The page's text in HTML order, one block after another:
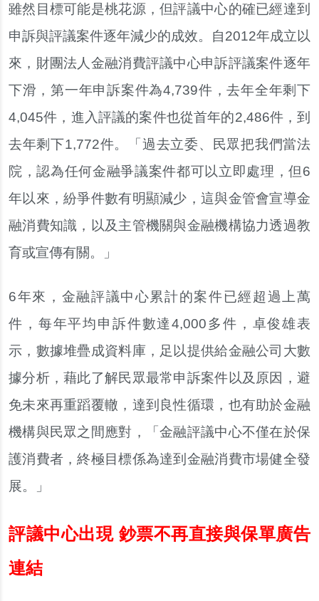
雖然目標可能是桃花源，但評議中心的確已經達到
申訴與評議案件逐年減少的成效。自2012年成立以
來，財團法人金融消費評議中心申訴評議案件逐年
下滑，第一年申訴案件為4,739件，去年全年剩下
4,045件，進入評議的案件也從首年的2,486件，到
去年剩下1,772件。「過去立委、民眾把我們當法
院，認為任何金融爭議案件都可以立即處理，但6
年以來，紛爭件數有明顯減少，這與金管會宣導金
融消費知識，以及主管機關與金融機構協力透過教
育或宣傳有關。」
6年來，金融評議中心累計的案件已經超過上萬
件，每年平均申訴件數達4,000多件，卓俊雄表
示，數據堆疊成資料庫，足以提供給金融公司大數
據分析，藉此了解民眾最常申訴案件以及原因，避
免未來再重蹈覆轍，達到良性循環，也有助於金融
機構與民眾之間應對，「金融評議中心不僅在於保
護消費者，終極目標係為達到金融消費市場健全發
展。」
評議中心出現 鈔票不再直接與保單廣告
連結